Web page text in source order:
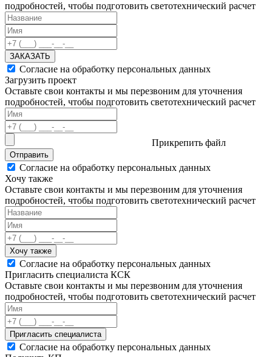
подробностей, чтобы подготовить светотехнический расчет
ЗАКАЗАТЬ
Согласие на обработку персональных данных
Загрузить проект
Оставьте свои контакты и мы перезвоним для уточнения
подробностей, чтобы подготовить светотехнический расчет
Прикрепить файл
Отправить
Согласие на обработку персональных данных
Хочу также
Оставьте свои контакты и мы перезвоним для уточнения
подробностей, чтобы подготовить светотехнический расчет
Хочу также
Согласие на обработку персональных данных
Пригласить специалиста КСК
Оставьте свои контакты и мы перезвоним для уточнения
подробностей, чтобы подготовить светотехнический расчет
Пригласить специалиста
Согласие на обработку персональных данных